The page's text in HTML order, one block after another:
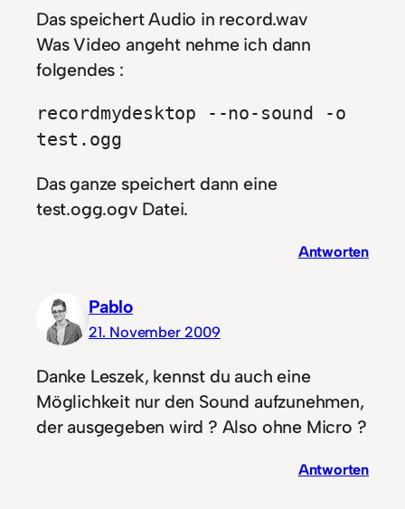
Das speichert Audio in record.wav
Was Video angeht nehme ich dann
folgendes :
recordmydesktop --no-sound -o
test.ogg
Das ganze speichert dann eine
test.ogg.ogv Datei.
Antworten
Pablo
21. November 2009
Danke Leszek, kennst du auch eine
Möglichkeit nur den Sound aufzunehmen,
der ausgegeben wird ? Also ohne Micro ?
Antworten